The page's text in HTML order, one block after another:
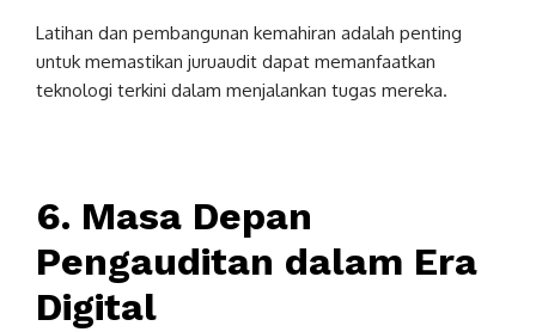
Latihan dan pembangunan kemahiran adalah penting
untuk memastikan juruaudit dapat memanfaatkan
teknologi terkini dalam menjalankan tugas mereka.
6. Masa Depan
Pengauditan dalam Era
Digital